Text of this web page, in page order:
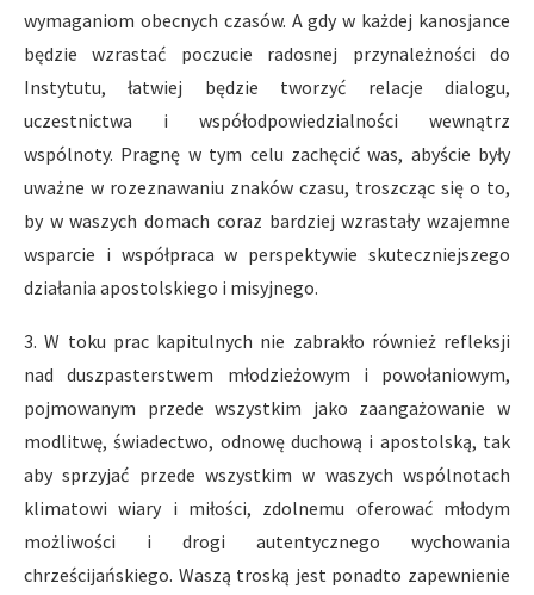
wymaganiom obecnych czasów. A gdy w każdej kanosjance
będzie wzrastać poczucie radosnej przynależności do
Instytutu, łatwiej będzie tworzyć relacje dialogu,
uczestnictwa i współodpowiedzialności wewnątrz
wspólnoty. Pragnę w tym celu zachęcić was, abyście były
uważne w rozeznawaniu znaków czasu, troszcząc się o to,
by w waszych domach coraz bardziej wzrastały wzajemne
wsparcie i współpraca w perspektywie skuteczniejszego
działania apostolskiego i misyjnego.
3. W toku prac kapitulnych nie zabrakło również refleksji
nad duszpasterstwem młodzieżowym i powołaniowym,
pojmowanym przede wszystkim jako zaangażowanie w
modlitwę, świadectwo, odnowę duchową i apostolską, tak
aby sprzyjać przede wszystkim w waszych wspólnotach
klimatowi wiary i miłości, zdolnemu oferować młodym
możliwości i drogi autentycznego wychowania
chrześcijańskiego. Waszą troską jest ponadto zapewnienie